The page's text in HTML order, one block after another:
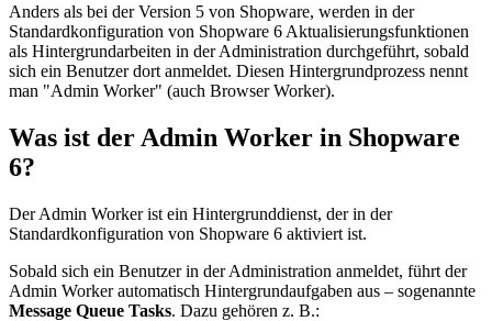
Anders als bei der Version 5 von Shopware, werden in der
Standardkonfiguration von Shopware 6 Aktualisierungsfunktionen
als Hintergrundarbeiten in der Administration durchgeführt, sobald
sich ein Benutzer dort anmeldet. Diesen Hintergrundprozess nennt
man "Admin Worker" (auch Browser Worker).
Was ist der Admin Worker in Shopware
6?
Der Admin Worker ist ein Hintergrunddienst, der in der
Standardkonfiguration von Shopware 6 aktiviert ist.
Sobald sich ein Benutzer in der Administration anmeldet, führt der
Admin Worker automatisch Hintergrundaufgaben aus – sogenannte
Message Queue Tasks. Dazu gehören z. B.: